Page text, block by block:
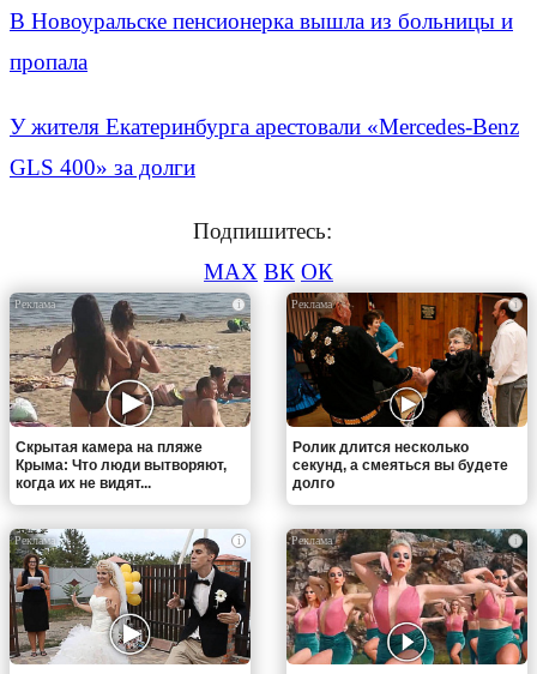
В Новоуральске пенсионерка вышла из больницы и
пропала
У жителя Екатеринбурга арестовали «Mercedes-Benz
GLS 400» за долги
Подпишитесь:
MAX ВК ОК
i
Скрытая камера на пляже
Крыма: Что люди вытворяют,
когда их не видят...
i
Ролик длится несколько
секунд, а смеяться вы будете
долго
i i